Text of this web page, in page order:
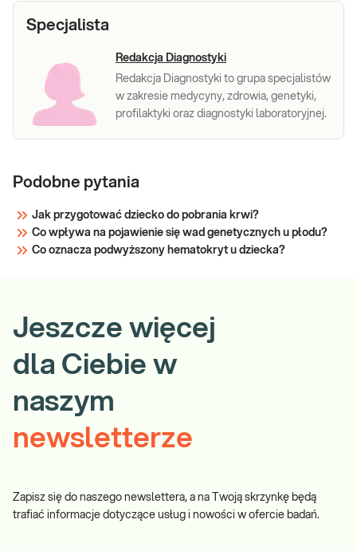
Specjalista
Redakcja Diagnostyki
Redakcja Diagnostyki to grupa specjalistów
w zakresie medycyny, zdrowia, genetyki,
profilaktyki oraz diagnostyki laboratoryjnej.
Podobne pytania
Jak przygotować dziecko do pobrania krwi?
Co wpływa na pojawienie się wad genetycznych u płodu?
Co oznacza podwyższony hematokryt u dziecka?
Jeszcze więcej
dla Ciebie w
naszym
newsletterze
Zapisz się do naszego newslettera, a na Twoją skrzynkę będą
trafiać informacje dotyczące usług i nowości w ofercie badań.